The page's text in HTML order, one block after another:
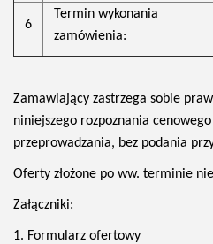
6
Termin wykonania
zamówienia:
Zamawiający zastrzega sobie
niniejszego rozpoznania
przeprowadzania, bez podania
Oferty złożone po ww. terminie
Załączniki:
1. Formularz ofertowy